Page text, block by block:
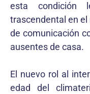
esta condición
trascendental en
de comunicación
ausentes de casa.
El nuevo rol al
edad del